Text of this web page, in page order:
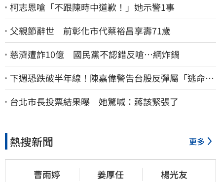
柯志恩嗆「不跟陳時中道歉！」她示警1事
父親節辭世 前彰化市代蔡裕昌享壽71歲
慈濟遭詐10億 國民黨不認錯反嗆⋯網炸鍋
下週恐跌破半年線！陳嘉偉警告台股反彈屬「逃命
波」：空頭大屠殺剛開始
台北市長投票結果曝 她驚喊：蔣該緊張了
熱搜新聞 更多
曹雨婷 姜厚任 楊光友